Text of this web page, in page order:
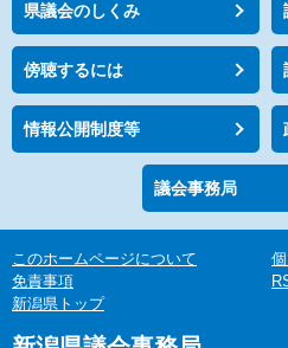
県議会のしくみ
傍聴するには
情報公開制度等
議会事務局
このホームページについて
免責事項
新潟県トップ